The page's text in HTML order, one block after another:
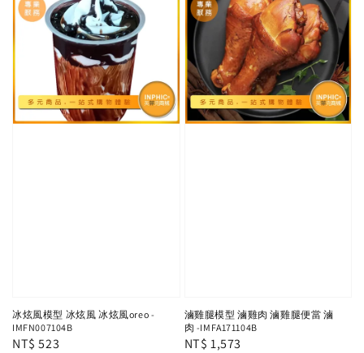
冰炫風模型 冰炫風 冰炫風oreo -
IMFN007104B
Regular
NT$ 523
滷雞腿模型 滷雞肉 滷雞腿便當 滷
肉 -IMFA171104B
Regular
NT$ 1,573